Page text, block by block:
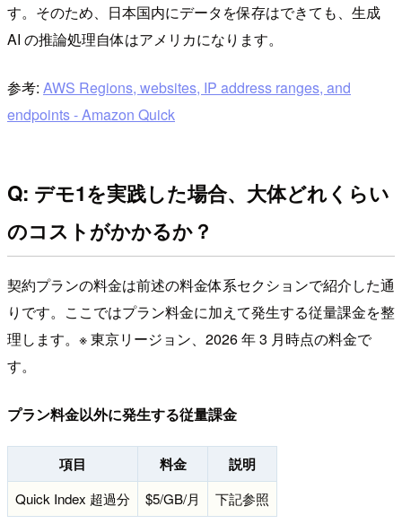
す。そのため、日本国内にデータを保存はできても、生成
AI の推論処理自体はアメリカになります。
参考: AWS Regions, websites, IP address ranges, and
endpoints - Amazon Quick
Q: デモ1を実践した場合、大体どれくらい
のコストがかかるか？
契約プランの料金は前述の料金体系セクションで紹介した通
りです。ここではプラン料金に加えて発生する従量課金を整
理します。※ 東京リージョン、2026 年 3 月時点の料金で
す。
プラン料金以外に発生する従量課金
項目 料金 説明
Quick Index 超過分 $5/GB/月 下記参照